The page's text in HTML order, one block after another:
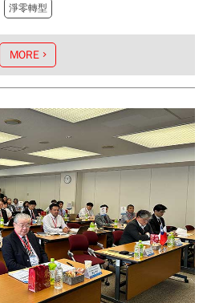
淨零轉型
MORE